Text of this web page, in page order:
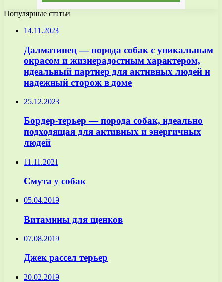
Популярные статьи
14.11.2023
Далматинец — порода собак с уникальным
окрасом и жизнерадостным характером,
идеальный партнер для активных людей и
надежный сторож в доме
25.12.2023
Бордер-терьер — порода собак, идеально
подходящая для активных и энергичных
людей
11.11.2021
Смута у собак
05.04.2019
Витамины для щенков
07.08.2019
Джек рассел терьер
20.02.2019